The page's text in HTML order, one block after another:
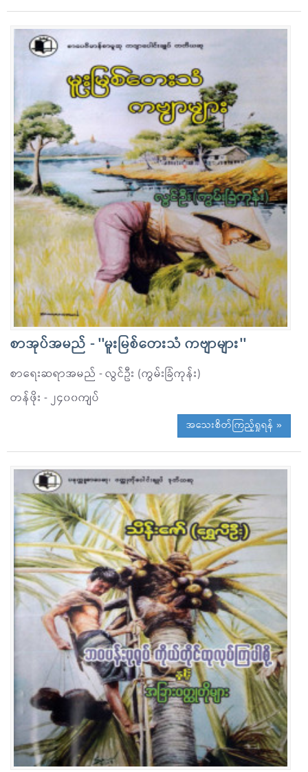
စာအုပ်အမည် - ''မူးမြစ်တေးသံ ကဗျာများ''
စာရေးဆရာအမည် - လွင်ဦး (ကွမ်းခြံကုန်း)
တန်ဖိုး - ၂၄၀၀ကျပ်
အသေးစိတ်ကြည့်ရှုရန် »